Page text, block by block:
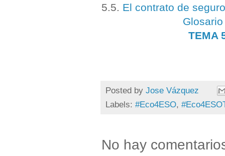
5.5. El contrato de seguro
Glosario
TEMA
Posted by Jose Vázquez
Labels: #Eco4ESO,
No hay